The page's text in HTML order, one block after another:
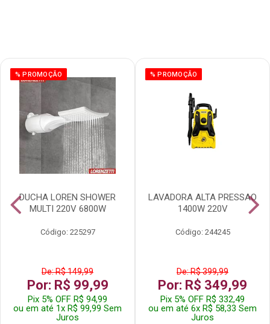
% PROMOÇÃO
DUCHA LOREN SHOWER
MULTI 220V 6800W
Código: 225297
De: R$ 149,99
Por: R$ 99,99
Pix 5% OFF R$ 94,99
ou em até 1x R$ 99,99 Sem
Juros
% PROMOÇÃO
LAVADORA ALTA PRESSAO
1400W 220V
Código: 244245
De: R$ 399,99
Por: R$ 349,99
Pix 5% OFF R$ 332,49
ou em até 6x R$ 58,33 Sem
Juros